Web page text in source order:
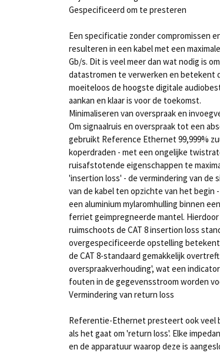
Gespecificeerd om te presteren
Een specificatie zonder compromissen
resulteren in een kabel met een
Gb/s. Dit is veel meer dan wat nodig is
datastromen te verwerken en betekent
moeiteloos de hoogste digitale
aankan en klaar is voor de toekomst.
Minimaliseren van overspraak en
Om signaalruis en overspraak tot een
gebruikt Reference Ethernet 99,999%
koperdraden - met een ongelijke
ruisafstotende eigenschappen te
'insertion loss' - de vermindering van de
van de kabel ten opzichte van het
een aluminium mylaromhulling binnen
ferriet geimpregneerde mantel.
ruimschoots de CAT 8 insertion loss
overgespecificeerde opstelling
de CAT 8-standaard gemakkelijk
overspraakverhouding', wat een
fouten in de gegevensstroom worden
Vermindering van return loss
Referentie-Ethernet presteert ook veel
als het gaat om 'return loss'. Elke
en de apparatuur waarop deze is